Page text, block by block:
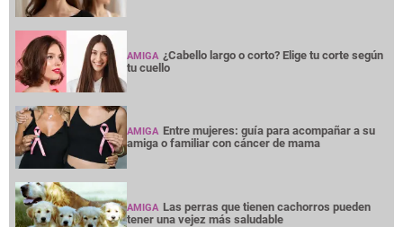
AMIGA ¿Cabello largo o corto? Elige tu corte según
tu cuello
AMIGA Entre mujeres: guía para acompañar a su
amiga o familiar con cáncer de mama
AMIGA Las perras que tienen cachorros pueden
tener una vejez más saludable